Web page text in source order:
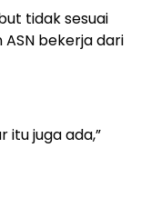
tidak sesuai
bekerja dari
itu juga ada,”